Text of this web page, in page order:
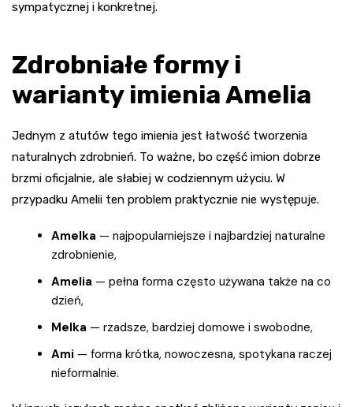
sympatycznej i konkretnej.
Zdrobniałe formy i
warianty imienia Amelia
Jednym z atutów tego imienia jest łatwość tworzenia
naturalnych zdrobnień. To ważne, bo część imion dobrze
brzmi oficjalnie, ale słabiej w codziennym użyciu. W
przypadku Amelii ten problem praktycznie nie występuje.
Amelka — najpopularniejsze i najbardziej naturalne
zdrobnienie,
Amelia — pełna forma często używana także na co
dzień,
Melka — rzadsze, bardziej domowe i swobodne,
Ami — forma krótka, nowoczesna, spotykana raczej
nieformalnie.